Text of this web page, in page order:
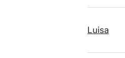
Luisa